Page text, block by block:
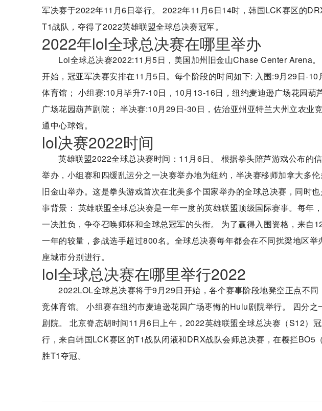
军决赛于2022年11月6日举行。 2022年11月6日14时，韩国LCK赛区的
T1战队，夺得了2022英雄联盟全球总决赛冠军。
2022年lol全球总决赛在哪里举办
Lol全球总决赛2022:11月5日，美国加州旧金山Chase Center Arena
开始，冠亚军决赛安排在11月5日。每个阶段的时间如下: 入围:9月29日-
体育馆； 小组赛:10月毕升7-10日，10月13-16日，纽约麦迪逊广场花园葫
广场花园葫芦剧院； 半决赛:10月29日-30日，佐治亚州亚特兰大州立农业
通中心球馆。
lol决赛2022时间
英雄联盟2022全球总决赛时间：11月6日。 根据拳头陪芦游戏公布的
举办，小组赛和四缓乱运分之一决赛举办地为纽约，半决赛移师加拿大多
旧金山举办。这是拳头游戏首次在北美多个国家举办的全球总决赛，同时
事背景： 英雄联盟全球总决赛是一年一度的英雄联盟顶级国际赛事。每年
一决胜负，争夺召唤师杯和全球总冠军的头衔。 为了赢得入围资格，来自
一年的较量，参战选手超过800名。全球总决赛每年都会在不同扰梁地区
座城市分别进行。
lol全球总决赛在哪里举行2022
2022LOL全球总决赛将于9月29日开始，各个赛事阶段地凳空正点不
竞体育馆。 小组赛在纽约市麦迪逊花园广场枣悔的Hulu剧院举行。 四分
剧院。 北京脊态胡时间11月6日上午，2022英雄联盟全球总决赛（S12）
行，来自韩国LCK赛区的T1战队闭液和DRX战队会师总决赛，在樱拦BO5
胜T1夺冠。